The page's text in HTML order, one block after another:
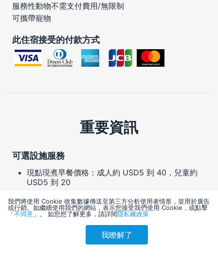
刷卡優惠 會員訂購
服務性動物不需支付費用/無限制
可攜帶寵物
此住宿接受的付款方式
重要資訊
可選設施服務
現點現煮早餐價格：成人約 USD5 到 40，兒童約
USD5 到 20
自助停車費用：每晚 USD36 (自由進出)
代客停車費用：每晚 USD45
寵物費：每間住宿每次入住 USD150
我們將使用 Cookie 收集數據傳送至第三方分析使用者情形，並用於廣告
或行銷。如繼續使用我們的網站，表示您接受我們使用 Cookie，或點擊
「不同意 」。 如您想了解更多，請詳閱隱私權政策
我瞭解了